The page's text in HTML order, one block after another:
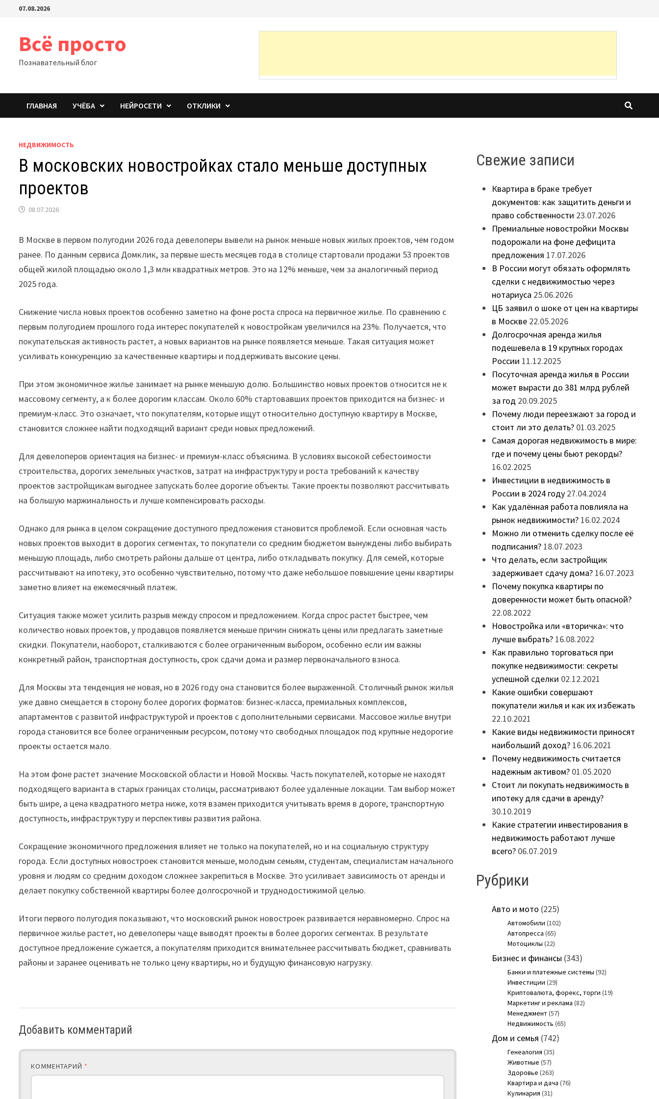
Перейти07.08.2026
Всё просто
Познавательный блог
ГЛАВНАЯ УЧЁБА НЕЙРОСЕТИ ОТКЛИКИ
НЕДВИЖИМОСТЬ
В московских новостройках стало меньше доступных
проектов
08.07.2026
В Москве в первом полугодии 2026 года девелоперы вывели на рынок меньше новых жилых проектов, чем годом
ранее. По данным сервиса Домклик, за первые шесть месяцев года в столице стартовали продажи 53 проектов
общей жилой площадью около 1,3 млн квадратных метров. Это на 12% меньше, чем за аналогичный период
2025 года.
Снижение числа новых проектов особенно заметно на фоне роста спроса на первичное жилье. По сравнению с
первым полугодием прошлого года интерес покупателей к новостройкам увеличился на 23%. Получается, что
покупательская активность растет, а новых вариантов на рынке появляется меньше. Такая ситуация может
усиливать конкуренцию за качественные квартиры и поддерживать высокие цены.
При этом экономичное жилье занимает на рынке меньшую долю. Большинство новых проектов относится не к
массовому сегменту, а к более дорогим классам. Около 60% стартовавших проектов приходится на бизнес- и
премиум-класс. Это означает, что покупателям, которые ищут относительно доступную квартиру в Москве,
становится сложнее найти подходящий вариант среди новых предложений.
Для девелоперов ориентация на бизнес- и премиум-класс объяснима. В условиях высокой себестоимости
строительства, дорогих земельных участков, затрат на инфраструктуру и роста требований к качеству
проектов застройщикам выгоднее запускать более дорогие объекты. Такие проекты позволяют рассчитывать
на большую маржинальность и лучше компенсировать расходы.
Однако для рынка в целом сокращение доступного предложения становится проблемой. Если основная часть
новых проектов выходит в дорогих сегментах, то покупатели со средним бюджетом вынуждены либо выбирать
меньшую площадь, либо смотреть районы дальше от центра, либо откладывать покупку. Для семей, которые
рассчитывают на ипотеку, это особенно чувствительно, потому что даже небольшое повышение цены квартиры
заметно влияет на ежемесячный платеж.
Ситуация также может усилить разрыв между спросом и предложением. Когда спрос растет быстрее, чем
количество новых проектов, у продавцов появляется меньше причин снижать цены или предлагать заметные
скидки. Покупатели, наоборот, сталкиваются с более ограниченным выбором, особенно если им важны
конкретный район, транспортная доступность, срок сдачи дома и размер первоначального взноса.
Для Москвы эта тенденция не новая, но в 2026 году она становится более выраженной. Столичный рынок жилья
уже давно смещается в сторону более дорогих форматов: бизнес-класса, премиальных комплексов,
апартаментов с развитой инфраструктурой и проектов с дополнительными сервисами. Массовое жилье внутри
города становится все более ограниченным ресурсом, потому что свободных площадок под крупные недорогие
проекты остается мало.
На этом фоне растет значение Московской области и Новой Москвы. Часть покупателей, которые не находят
подходящего варианта в старых границах столицы, рассматривают более удаленные локации. Там выбор может
быть шире, а цена квадратного метра ниже, хотя взамен приходится учитывать время в дороге, транспортную
доступность, инфраструктуру и перспективы развития района.
Сокращение экономичного предложения влияет не только на покупателей, но и на социальную структуру
города. Если доступных новостроек становится меньше, молодым семьям, студентам, специалистам начального
уровня и людям со средним доходом сложнее закрепиться в Москве. Это усиливает зависимость от аренды и
делает покупку собственной квартиры более долгосрочной и труднодостижимой целью.
Итоги первого полугодия показывают, что московский рынок новостроек развивается неравномерно. Спрос на
первичное жилье растет, но девелоперы чаще выводят проекты в более дорогих сегментах. В результате
доступное предложение сужается, а покупателям приходится внимательнее рассчитывать бюджет, сравнивать
районы и заранее оценивать не только цену квартиры, но и будущую финансовую нагрузку.
Добавить комментарий
КОММЕНТАРИЙ *
Свежие записи
Квартира в браке требует
документов: как защитить деньги и
право собственности 23.07.2026
Премиальные новостройки Москвы
подорожали на фоне дефицита
предложения 17.07.2026
В России могут обязать оформлять
сделки с недвижимостью через
нотариуса 25.06.2026
ЦБ заявил о шоке от цен на квартиры
в Москве 22.05.2026
Долгосрочная аренда жилья
подешевела в 19 крупных городах
России 11.12.2025
Посуточная аренда жилья в России
может вырасти до 381 млрд рублей
за год 20.09.2025
Почему люди переезжают за город и
стоит ли это делать? 01.03.2025
Самая дорогая недвижимость в мире:
где и почему цены бьют рекорды?
16.02.2025
Инвестиции в недвижимость в
России в 2024 году 27.04.2024
Как удалённая работа повлияла на
рынок недвижимости? 16.02.2024
Можно ли отменить сделку после её
подписания? 18.07.2023
Что делать, если застройщик
задерживает сдачу дома? 16.07.2023
Почему покупка квартиры по
доверенности может быть опасной?
22.08.2022
Новостройка или «вторичка»: что
лучше выбрать? 16.08.2022
Как правильно торговаться при
покупке недвижимости: секреты
успешной сделки 02.12.2021
Какие ошибки совершают
покупатели жилья и как их избежать
22.10.2021
Какие виды недвижимости приносят
наибольший доход? 16.06.2021
Почему недвижимость считается
надежным активом? 01.05.2020
Стоит ли покупать недвижимость в
ипотеку для сдачи в аренду?
30.10.2019
Какие стратегии инвестирования в
недвижимость работают лучше
всего? 06.07.2019
Рубрики
Авто и мото (225)
Автомобили (102)
Автопресса (65)
Мотоциклы (22)
Бизнес и финансы (343)
Банки и платежные системы (92)
Инвестиции (29)
Криптовалюта, форекс, торги (19)
Маркетинг и реклама (82)
Менеджмент(57)
Недвижимость (65)
Дом и семья (742)
Генеалогия (35)
Животные (57)
Здоровье (263)
Квартира и дача (76)
Кулинария (31)